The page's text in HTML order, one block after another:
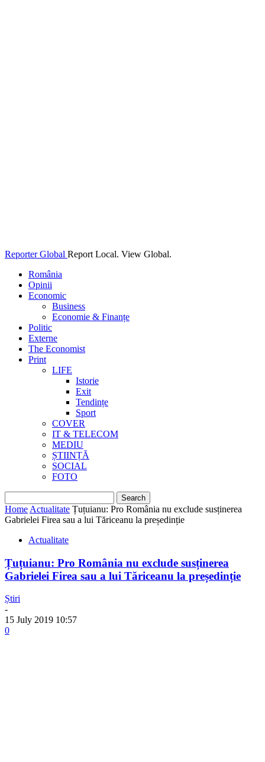
Reporter Global Report Local. View Global.
România
Opinii
Economic
Business
Economie & Finanțe
Politic
Externe
The Economist
Print
LIFE
Istorie
Exit
Tendințe
Sport
COVER
IT & TELECOM
MEDIU
ȘTIINȚĂ
SOCIAL
FOTO
Home Actualitate Țuțuianu: Pro România nu exclude susținerea
Gabrielei Firea sau a lui Tăriceanu la președinție
Actualitate
Țuțuianu: Pro România nu exclude susținerea
Gabrielei Firea sau a lui Tăriceanu la președinție
Știri
-
15 July 2019 10:57
0